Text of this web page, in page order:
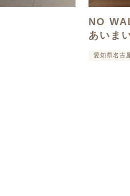
NO
あいま
愛知県名古